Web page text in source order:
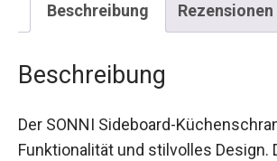
Beschreibung Rezensionen
Beschreibung
Der SONNI Sideboard-
Funktionalität und stilvolles Design.